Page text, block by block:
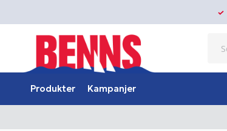
Produkter Kampanjer